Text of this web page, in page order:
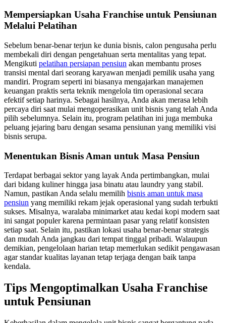
Mempersiapkan Usaha Franchise untuk Pensiunan
Melalui Pelatihan
Sebelum benar-benar terjun ke dunia bisnis, calon pengusaha perlu
membekali diri dengan pengetahuan serta mentalitas yang tepat.
Mengikuti pelatihan persiapan pensiun akan membantu proses
transisi mental dari seorang karyawan menjadi pemilik usaha yang
mandiri. Program seperti ini biasanya mengajarkan manajemen
keuangan praktis serta teknik mengelola tim operasional secara
efektif setiap harinya. Sebagai hasilnya, Anda akan merasa lebih
percaya diri saat mulai mengoperasikan unit bisnis yang telah Anda
pilih sebelumnya. Selain itu, program pelatihan ini juga membuka
peluang jejaring baru dengan sesama pensiunan yang memiliki visi
bisnis serupa.
Menentukan Bisnis Aman untuk Masa Pensiun
Terdapat berbagai sektor yang layak Anda pertimbangkan, mulai
dari bidang kuliner hingga jasa binatu atau laundry yang stabil.
Namun, pastikan Anda selalu memilih bisnis aman untuk masa
pensiun yang memiliki rekam jejak operasional yang sudah terbukti
sukses. Misalnya, waralaba minimarket atau kedai kopi modern saat
ini sangat populer karena permintaan pasar yang relatif konsisten
setiap saat. Selain itu, pastikan lokasi usaha benar-benar strategis
dan mudah Anda jangkau dari tempat tinggal pribadi. Walaupun
demikian, pengelolaan harian tetap memerlukan sedikit pengawasan
agar standar kualitas layanan tetap terjaga dengan baik tanpa
kendala.
Tips Mengoptimalkan Usaha Franchise
untuk Pensiunan